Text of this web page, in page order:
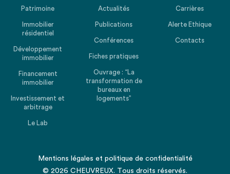
Patrimoine
Immobilier
résidentiel
Développement
immobilier
Financement
immobilier
Investissement et
arbitrage
Le Lab
Actualités
Publications
Conférences
Fiches pratiques
Ouvrage : “La
transformation de
bureaux en
logements”
Carrières
Alerte Ethique
Contacts
Mentions légales et politique de confidentialité
© 2026 CHEUVREUX. Tous droits réservés.